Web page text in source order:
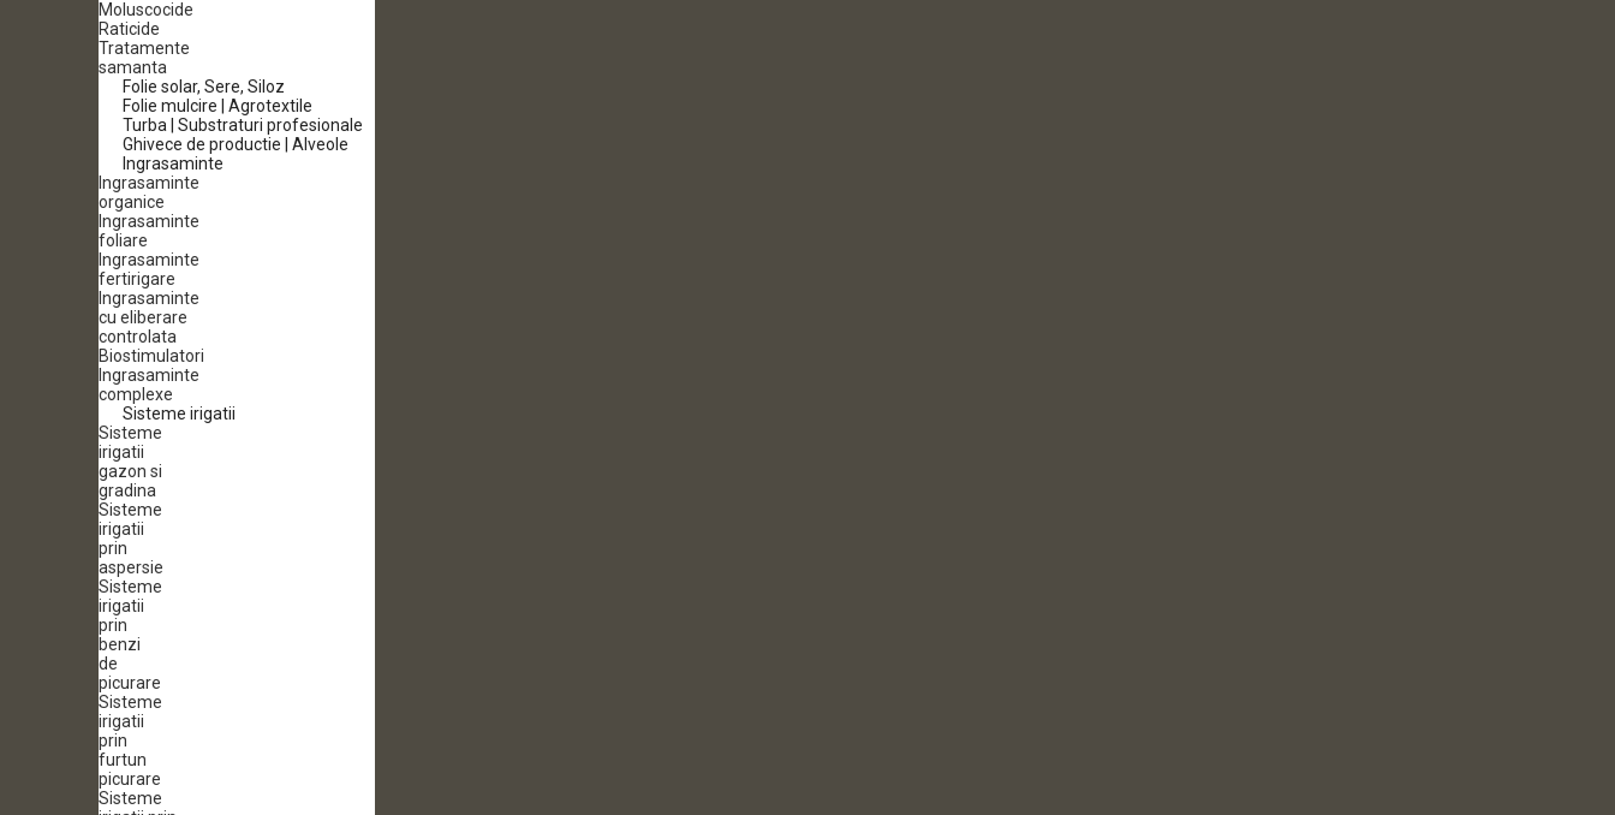
Moluscocide
Raticide
Tratamente
samanta
Folie solar, Sere, Siloz
Folie mulcire | Agrotextile
Turba | Substraturi profesionale
Ghivece de productie | Alveole
Ingrasaminte
Ingrasaminte
organice
Ingrasaminte
foliare
Ingrasaminte
fertirigare
Ingrasaminte
cu eliberare
controlata
Biostimulatori
Ingrasaminte
complexe
Sisteme irigatii
Sisteme
irigatii
gazon si
gradina
Sisteme
irigatii
prin
aspersie
Sisteme
irigatii
prin
benzi
de
picurare
Sisteme
irigatii
prin
furtun
picurare
Sisteme